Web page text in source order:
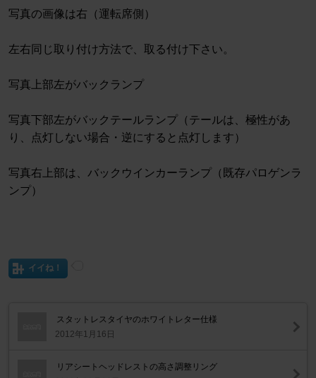
写真の画像は右（運転席側）
左右同じ取り付け方法で、取る付け下さい。
写真上部左がバックランプ
写真下部左がバックテールランプ（テールは、極性があ
り、点灯しない場合・逆にすると点灯します）
写真右上部は、バックウインカーランプ（既存パロゲンラ
ンプ）
イイね！
スタットレスタイヤのホワイトレター仕様
2012年1月16日
リアシートヘッドレストの高さ調整リング